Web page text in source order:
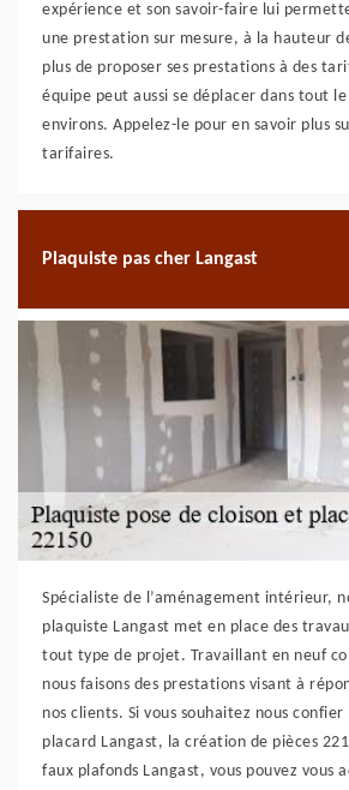
expérience et son savoir-faire lui
une prestation sur mesure, à la hauteur
plus de proposer ses prestations à des
équipe peut aussi se déplacer dans tout
environs. Appelez-le pour en savoir plus
tarifaires.
Plaquiste pas cher Langast
Spécialiste de l’aménagement intérieur,
plaquiste Langast met en place des
tout type de projet. Travaillant en neuf
nous faisons des prestations visant à
nos clients. Si vous souhaitez nous
placard Langast, la création de pièces
faux plafonds Langast, vous pouvez vous